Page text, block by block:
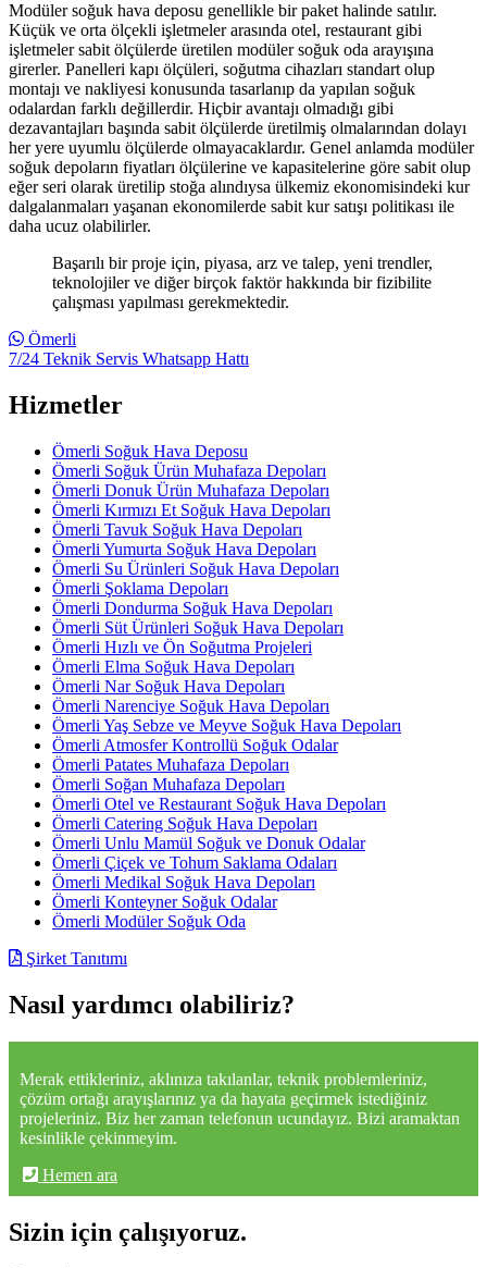
Modüler soğuk hava deposu genellikle bir paket halinde satılır.
Küçük ve orta ölçekli işletmeler arasında otel, restaurant gibi
işletmeler sabit ölçülerde üretilen modüler soğuk oda arayışına
girerler. Panelleri kapı ölçüleri, soğutma cihazları standart olup
montajı ve nakliyesi konusunda tasarlanıp da yapılan soğuk
odalardan farklı değillerdir. Hiçbir avantajı olmadığı gibi
dezavantajları başında sabit ölçülerde üretilmiş olmalarından dolayı
her yere uyumlu ölçülerde olmayacaklardır. Genel anlamda modüler
soğuk depoların fiyatları ölçülerine ve kapasitelerine göre sabit olup
eğer seri olarak üretilip stoğa alındıysa ülkemiz ekonomisindeki kur
dalgalanmaları yaşanan ekonomilerde sabit kur satışı politikası ile
daha ucuz olabilirler.
Başarılı bir proje için, piyasa, arz ve talep, yeni trendler,
teknolojiler ve diğer birçok faktör hakkında bir fizibilite
çalışması yapılması gerekmektedir.
Ömerli
7/24 Teknik Servis Whatsapp Hattı
Hizmetler
Ömerli Soğuk Hava Deposu
Ömerli Soğuk Ürün Muhafaza Depoları
Ömerli Donuk Ürün Muhafaza Depoları
Ömerli Kırmızı Et Soğuk Hava Depoları
Ömerli Tavuk Soğuk Hava Depoları
Ömerli Yumurta Soğuk Hava Depoları
Ömerli Su Ürünleri Soğuk Hava Depoları
Ömerli Şoklama Depoları
Ömerli Dondurma Soğuk Hava Depoları
Ömerli Süt Ürünleri Soğuk Hava Depoları
Ömerli Hızlı ve Ön Soğutma Projeleri
Ömerli Elma Soğuk Hava Depoları
Ömerli Nar Soğuk Hava Depoları
Ömerli Narenciye Soğuk Hava Depoları
Ömerli Yaş Sebze ve Meyve Soğuk Hava Depoları
Ömerli Atmosfer Kontrollü Soğuk Odalar
Ömerli Patates Muhafaza Depoları
Ömerli Soğan Muhafaza Depoları
Ömerli Otel ve Restaurant Soğuk Hava Depoları
Ömerli Catering Soğuk Hava Depoları
Ömerli Unlu Mamül Soğuk ve Donuk Odalar
Ömerli Çiçek ve Tohum Saklama Odaları
Ömerli Medikal Soğuk Hava Depoları
Ömerli Konteyner Soğuk Odalar
Ömerli Modüler Soğuk Oda
Şirket Tanıtımı
Nasıl yardımcı olabiliriz?
Merak ettikleriniz, aklınıza takılanlar, teknik problemleriniz,
çözüm ortağı arayışlarınız ya da hayata geçirmek istediğiniz
projeleriniz. Biz her zaman telefonun ucundayız. Bizi aramaktan
kesinlikle çekinmeyim.
Hemen ara
Sizin için çalışıyoruz.